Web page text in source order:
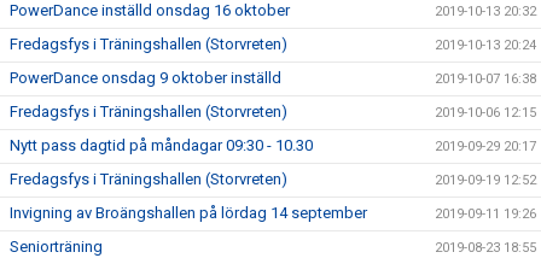
PowerDance inställd onsdag 16 oktober 2019-10-13 20:32
Fredagsfys i Träningshallen (Storvreten) 2019-10-13 20:24
PowerDance onsdag 9 oktober inställd 2019-10-07 16:38
Fredagsfys i Träningshallen (Storvreten) 2019-10-06 12:15
Nytt pass dagtid på måndagar 09:30 - 10.30 2019-09-29 20:17
Fredagsfys i Träningshallen (Storvreten) 2019-09-19 12:52
Invigning av Broängshallen på lördag 14 september 2019-09-11 19:26
Seniorträning 2019-08-23 18:55